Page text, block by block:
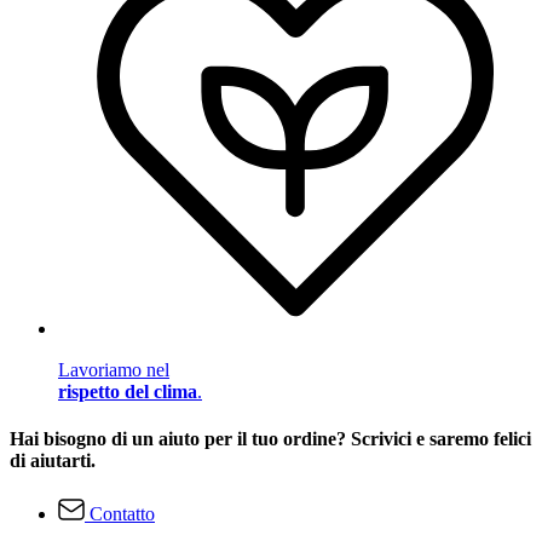
Lavoriamo nel
rispetto del clima.
Hai bisogno di un aiuto per il tuo ordine? Scrivici e saremo felici
di aiutarti.
Contatto